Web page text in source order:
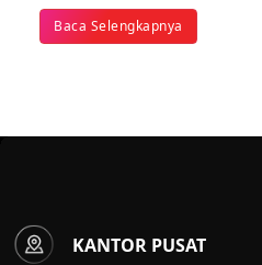
Baca Selengkapnya
KANTOR PUSAT